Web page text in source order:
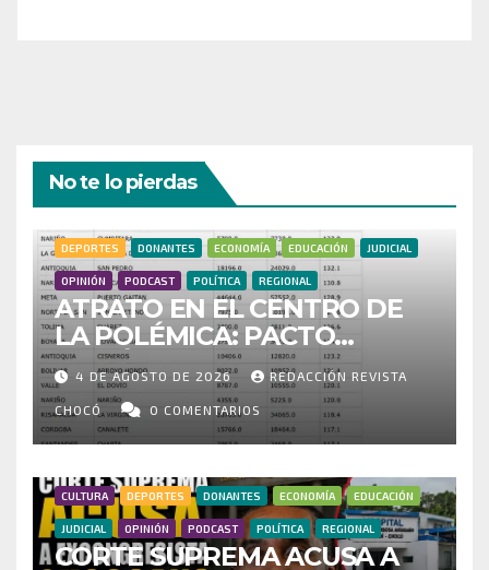
No te lo pierdas
DEPORTES DONANTES ECONOMÍA EDUCACIÓN JUDICIAL
OPINIÓN PODCAST POLÍTICA REGIONAL
ATRATO EN EL CENTRO DE
LA POLÉMICA: PACTO
HISTÓRICO CUESTIONA
CENSO ELECTORAL Y PIDE
INVESTIGAR PRESUNTO
FRAUDE
4 DE AGOSTO DE 2026 REDACCIÓN REVISTA
CHOCÓ 0 COMENTARIOS
CULTURA DEPORTES DONANTES ECONOMÍA EDUCACIÓN
JUDICIAL OPINIÓN PODCAST POLÍTICA REGIONAL
CORTE SUPREMA ACUSA A